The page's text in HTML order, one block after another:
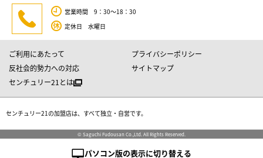
営業時間 9：30～18：30
定休日 水曜日
ご利用にあたって
プライバシーポリシー
反社会的勢力への対応
サイトマップ
センチュリー21とは
センチュリー21の加盟店は、すべて独立・自営です。
© Saguchi Fudousan Co.,Ltd. All Rights Reserved.
パソコン版の表示に切り替える